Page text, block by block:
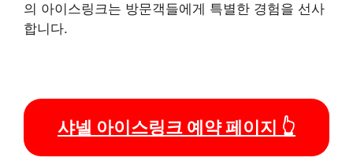
의 아이스링크는 방문객들에게 특별한 경험을 선사
합니다.
샤넬 아이스링크 예약 페이지 👆